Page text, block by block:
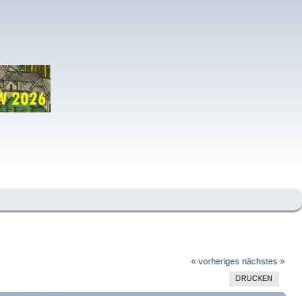
« vorheriges nächstes »
DRUCKEN